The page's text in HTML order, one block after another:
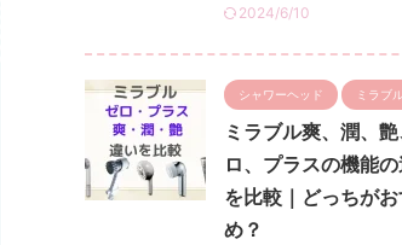
2024/6/10
シャワーヘッド ミラブ
ミラブル爽、潤、
ロ、プラスの機能
を比較｜どっちが
め？